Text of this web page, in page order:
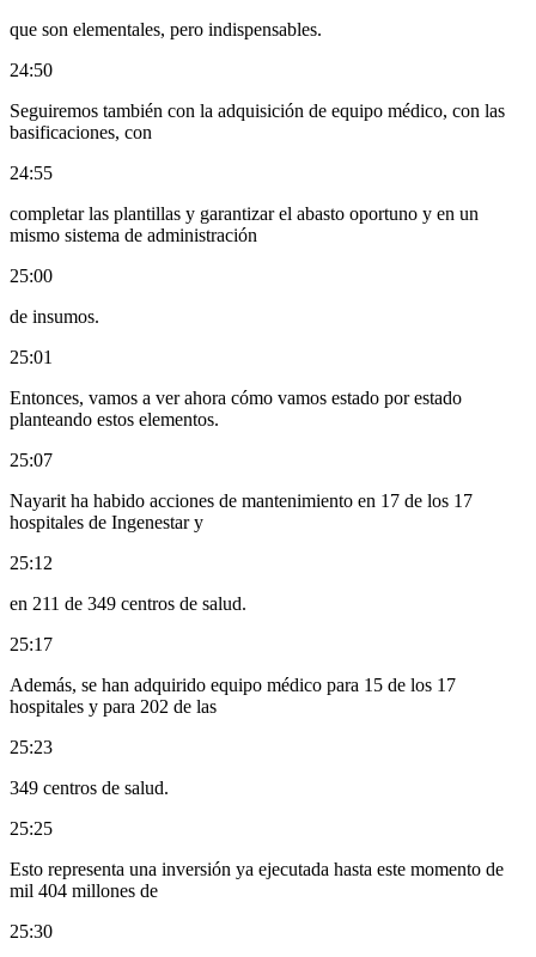
que son elementales, pero indispensables.
24:50
Seguiremos también con la adquisición de equipo médico, con las
basificaciones, con
24:55
completar las plantillas y garantizar el abasto oportuno y en un
mismo sistema de administración
25:00
de insumos.
25:01
Entonces, vamos a ver ahora cómo vamos estado por estado
planteando estos elementos.
25:07
Nayarit ha habido acciones de mantenimiento en 17 de los 17
hospitales de Ingenestar y
25:12
en 211 de 349 centros de salud.
25:17
Además, se han adquirido equipo médico para 15 de los 17
hospitales y para 202 de las
25:23
349 centros de salud.
25:25
Esto representa una inversión ya ejecutada hasta este momento de
mil 404 millones de
25:30